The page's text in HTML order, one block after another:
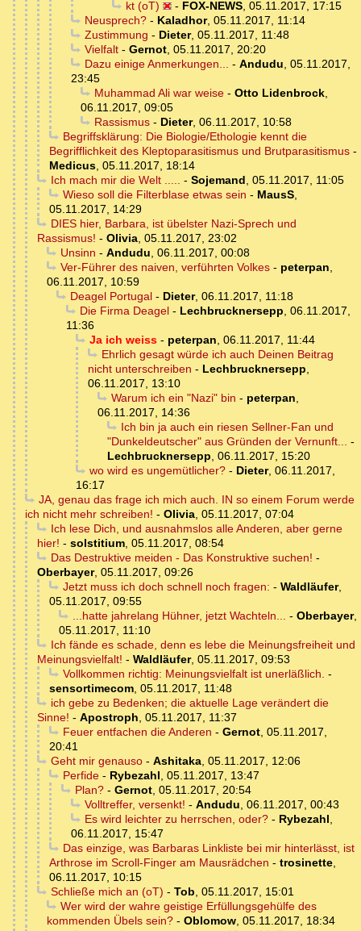
kt (oT)
- FOX-NEWS, 05.11.2017, 17:15
Neusprech?- Kaladhor, 05.11.2017, 11:14
Zustimmung - Dieter, 05.11.2017, 11:48
Vielfalt- Gernot, 05.11.2017, 20:20
Dazu einige Anmerkungen... - Andudu, 05.11.2017,
23:45
Muhammad Ali war weise- Otto Lidenbrock,
06.11.2017, 09:05
Rassismus- Dieter, 06.11.2017, 10:58
Begriffsklärung: Die Biologie/Ethologie kennt die
Begrifflichkeit des Kleptoparasitismus und Brutparasitismus -
Medicus, 05.11.2017, 18:14
Ich mach mir die Welt ..... - Sojemand, 05.11.2017, 11:05
Wieso soll die Filterblase etwas sein - MausS,
05.11.2017, 14:29
DIES hier, Barbara, ist übelster Nazi-Sprech und
Rassismus! - Olivia, 05.11.2017, 23:02
Unsinn - Andudu, 06.11.2017, 00:08
Ver-Führer des naiven, verführten Volkes- peterpan,
06.11.2017, 10:59
Deagel Portugal- Dieter, 06.11.2017, 11:18
Die Firma Deagel- Lechbrucknersepp, 06.11.2017,
11:36
Ja ich weiss- peterpan, 06.11.2017, 11:44
Ehrlich gesagt würde ich auch Deinen Beitrag
nicht unterschreiben - Lechbrucknersepp,
06.11.2017, 13:10
Warum ich ein "Nazi" bin - peterpan,
06.11.2017, 14:36
Ich bin ja auch ein riesen Sellner-Fan und
"Dunkeldeutscher" aus Gründen der Vernunft... -
Lechbrucknersepp, 06.11.2017, 15:20
wo wird es ungemütlicher?- Dieter, 06.11.2017,
16:17
JA, genau das frage ich mich auch. IN so einem Forum werde
ich nicht mehr schreiben! - Olivia, 05.11.2017, 07:04
Ich lese Dich, und ausnahmslos alle Anderen, aber gerne
hier! - solstitium, 05.11.2017, 08:54
Das Destruktive meiden - Das Konstruktive suchen! -
Oberbayer, 05.11.2017, 09:26
Jetzt muss ich doch schnell noch fragen: - Waldläufer,
05.11.2017, 09:55
...hatte jahrelang Hühner, jetzt Wachteln... - Oberbayer,
05.11.2017, 11:10
Ich fände es schade, denn es lebe die Meinungsfreiheit und
Meinungsvielfalt! - Waldläufer, 05.11.2017, 09:53
Vollkommen richtig: Meinungsvielfalt ist unerläßlich. -
sensortimecom, 05.11.2017, 11:48
ich gebe zu Bedenken; die aktuelle Lage verändert die
Sinne! - Apostroph, 05.11.2017, 11:37
Feuer entfachen die Anderen - Gernot, 05.11.2017,
20:41
Geht mir genauso- Ashitaka, 05.11.2017, 12:06
Perfide- Rybezahl, 05.11.2017, 13:47
Plan?- Gernot, 05.11.2017, 20:54
Volltreffer, versenkt! - Andudu, 06.11.2017, 00:43
Es wird leichter zu herrschen, oder?- Rybezahl,
06.11.2017, 15:47
Das einzige, was Barbaras Linkliste bei mir hinterlässt, ist
Arthrose im Scroll-Finger am Mausrädchen - trosinette,
06.11.2017, 10:15
Schließe mich an (oT) - Tob, 05.11.2017, 15:01
Wer wird der wahre geistige Erfüllungsgehülfe des
kommenden Übels sein? - Oblomow, 05.11.2017, 18:34